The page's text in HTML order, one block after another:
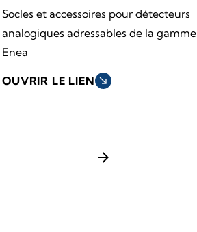
Socles et accessoires pour détecteurs
analogiques adressables de la gamme
Enea
OUVRIR LE LIEN south_east
arrow_forward